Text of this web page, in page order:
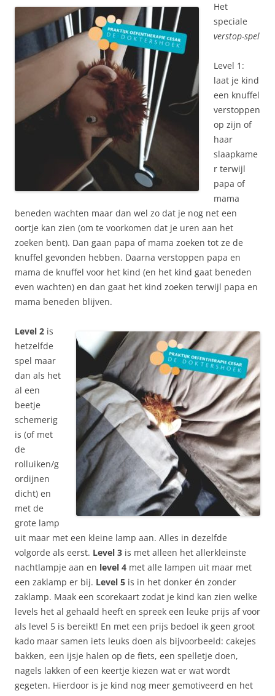
Het
speciale
verstop-spel
Level 1:
laat je kind
een knuffel
verstoppen
op zijn of
haar
slaapkame
r terwijl
papa of
mama
beneden wachten maar dan wel zo dat je nog net een
oortje kan zien (om te voorkomen dat je uren aan het
zoeken bent). Dan gaan papa of mama zoeken tot ze de
knuffel gevonden hebben. Daarna verstoppen papa en
mama de knuffel voor het kind (en het kind gaat beneden
even wachten) en dan gaat het kind zoeken terwijl papa en
mama beneden blijven.
Level 2 is
hetzelfde
spel maar
dan als het
al een
beetje
schemerig
is (of met
de
rolluiken/g
ordijnen
dicht) en
met de
grote lamp
uit maar met een kleine lamp aan. Alles in dezelfde
volgorde als eerst. Level 3 is met alleen het allerkleinste
nachtlampje aan en level 4 met alle lampen uit maar met
een zaklamp er bij. Level 5 is in het donker én zonder
zaklamp. Maak een scorekaart zodat je kind kan zien welke
levels het al gehaald heeft en spreek een leuke prijs af voor
als level 5 is bereikt! En met een prijs bedoel ik geen groot
kado maar samen iets leuks doen als bijvoorbeeld: cakejes
bakken, een ijsje halen op de fiets, een spelletje doen,
nagels lakken of een keertje kiezen wat er wat wordt
gegeten. Hierdoor is je kind nog meer gemotiveerd en het